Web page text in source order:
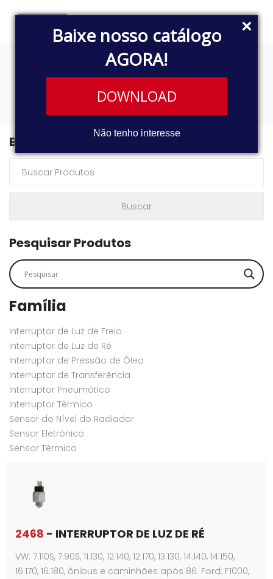
Baixe nosso catálogo
AGORA!
DOWNLOAD
Não tenho interesse
TE6941521
Buscar Produtos
Pesquisar Produtos
Família
Interruptor de Luz de Freio
Interruptor de Luz de Ré
Interruptor de Pressão de Óleo
Interruptor de Transferência
Interruptor Pneumático
Interruptor Térmico
Sensor do Nível do Radiador
Sensor Eletrônico
Sensor Térmico
2468 - INTERRUPTOR DE LUZ DE RÉ
VW: 7.110S, 7.90S, 11.130, 12.140, 12.170, 13.130, 14.140, 14.150,
16.170, 16.180, ônibus e caminhões após 86. Ford: F1000,